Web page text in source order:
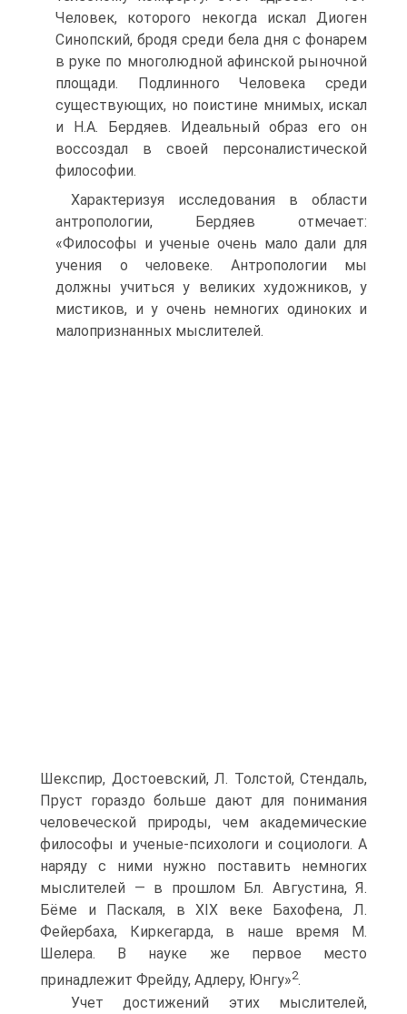
Человек, которого некогда искал Диоген
Синопский, бродя среди бела дня с фонарем
в руке по многолюдной афинской рыночной
площади. Подлинного Человека среди
существующих, но поистине мнимых, искал
и Н.А. Бердяев. Идеальный образ его он
воссоздал в своей персоналистической
философии.
Характеризуя исследования в области
антропологии, Бердяев отмечает:
«Философы и ученые очень мало дали для
учения о человеке. Антропологии мы
должны учиться у великих художников, у
мистиков, и у очень немногих одиноких и
малопризнанных мыслителей.
Шекспир, Достоевский, Л. Толстой, Стендаль,
Пруст гораздо больше дают для понимания
человеческой природы, чем академические
философы и ученые-психологи и социологи. А
наряду с ними нужно поставить немногих
мыслителей — в прошлом Бл. Августина, Я.
Бёме и Паскаля, в XIX веке Бахофена, Л.
Фейербаха, Киркегарда, в наше время М.
Шелера. В науке же первое место
принадлежит Фрейду, Адлеру, Юнгу»2.
Учет достижений этих мыслителей,